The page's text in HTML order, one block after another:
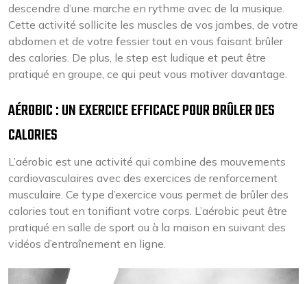
descendre d’une marche en rythme avec de la musique.
Cette activité sollicite les muscles de vos jambes, de votre
abdomen et de votre fessier tout en vous faisant brûler
des calories. De plus, le step est ludique et peut être
pratiqué en groupe, ce qui peut vous motiver davantage.
AÉROBIC : UN EXERCICE EFFICACE POUR BRÛLER DES
CALORIES
L’aérobic est une activité qui combine des mouvements
cardiovasculaires avec des exercices de renforcement
musculaire. Ce type d’exercice vous permet de brûler des
calories tout en tonifiant votre corps. L’aérobic peut être
pratiqué en salle de sport ou à la maison en suivant des
vidéos d’entraînement en ligne.